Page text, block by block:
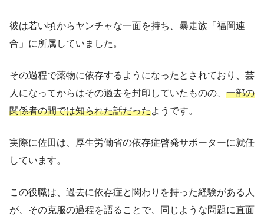
彼は若い頃からヤンチャな一面を持ち、暴走族「福岡連
合」に所属していました。
その過程で薬物に依存するようになったとされており、芸
人になってからはその過去を封印していたものの、 一部の
関係者の間では知られた話だったようです。
実際に佐田は、厚生労働省の依存症啓発サポーターに就任
しています。
この役職は、過去に依存症と関わりを持った経験がある人
が、その克服の過程を語ることで、同じような問題に直面